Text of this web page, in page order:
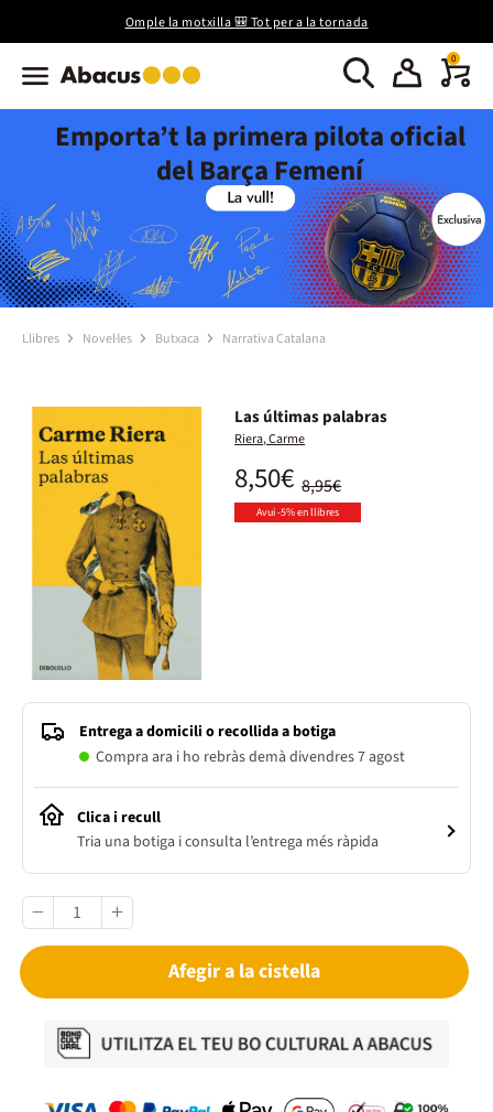
Omple la motxilla 🎒 Tot per a la tornada
0
Emporta’t la primera pilota oficial
del Barça Femení
Llibres Novel·les Butxaca Narrativa Catalana
Las últimas palabras
Riera, Carme
8,95€
8,50€
Avui -5% en llibres
Entrega a domicili o recollida a botiga
Compra ara i ho rebràs demà divendres 7 agost
Clica i recull
Tria una botiga i consulta l’entrega més ràpida
Afegir a la cistella